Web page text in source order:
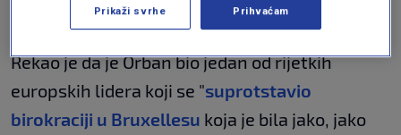
jako dugo stajala iza nas
Rekao je da je Orban bio jedan od rijetkih
europskih lidera koji se "suprotstavio
birokraciji u Bruxellesu koja je bila jako, jako
Prikaži svrhe Prihvaćam